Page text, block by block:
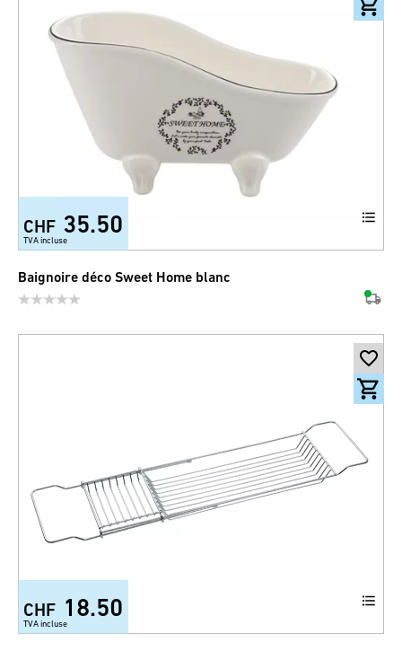
CHF 35.50
TVA incluse
Baignoire déco Sweet Home blanc
CHF 18.50
TVA incluse